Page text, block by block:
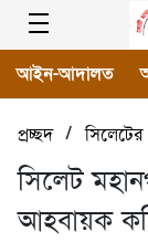
আইন-আদালত
প্রচ্ছদ/সিলেটের
সিলেট
আহবায়ক